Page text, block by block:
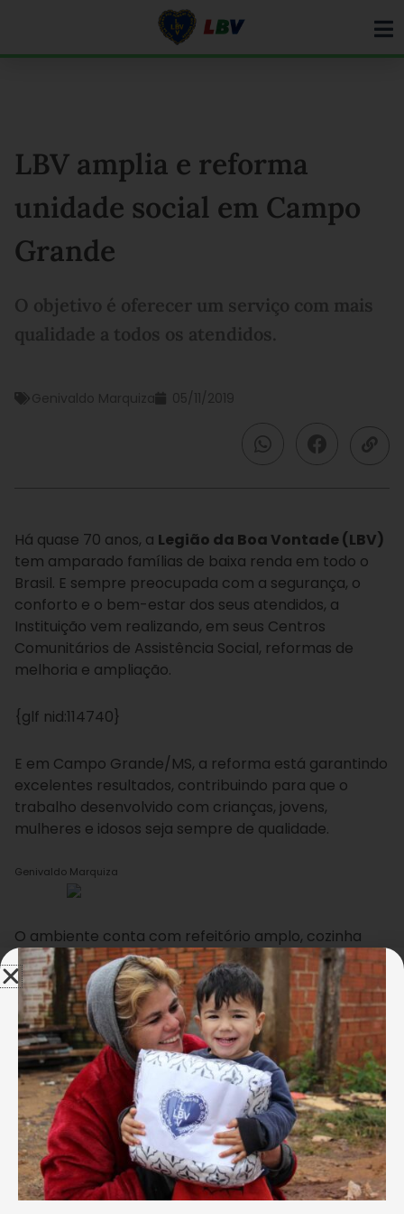
LBV amplia e reforma
unidade social em Campo
Grande
O objetivo é oferecer um serviço com mais
qualidade a todos os atendidos.
Genivaldo Marquiza 05/11/2019
Há quase 70 anos, a Legião da Boa Vontade (LBV)
tem amparado famílias de baixa renda em todo o
Brasil. E sempre preocupada com a segurança, o
conforto e o bem-estar dos seus atendidos, a
Instituição vem realizando, em seus Centros
Comunitários de Assistência Social, reformas de
melhoria e ampliação.
{glf nid:114740}
E em Campo Grande/MS, a reforma está garantindo
excelentes resultados, contribuindo para que o
trabalho desenvolvido com crianças, jovens,
mulheres e idosos seja sempre de qualidade.
Genivaldo Marquiza
O ambiente conta com refeitório amplo, cozinha
industrial, banheiros com acessibilidade,
escovódromo, espaço de recreação, além de novas
salas de atividades e atendimentos sociais para
que as famílias e a equipe da LBV possam usufruir de
um local com uma infraestrutura mais ampla,
segura e acessível.
Entre as reformas, estão:
→ Revestimento pastilhado até a altura de 1,60m
nas paredes externas;
→ Troca de pisos das salas de atividades, da cozinha,